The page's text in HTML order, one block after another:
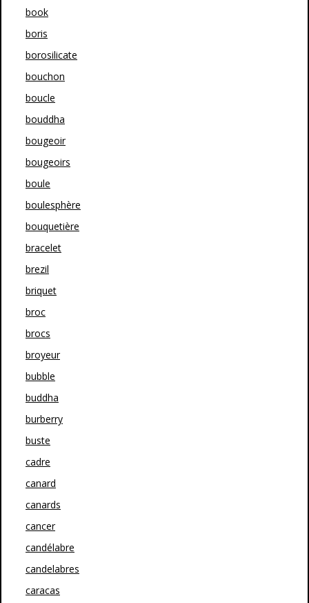
book
boris
borosilicate
bouchon
boucle
bouddha
bougeoir
bougeoirs
boule
boulesphère
bouquetière
bracelet
brezil
briquet
broc
brocs
broyeur
bubble
buddha
burberry
buste
cadre
canard
canards
cancer
candélabre
candelabres
caracas